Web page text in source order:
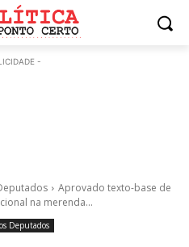
-
Aprovado texto-base de
na merenda...
Deputados